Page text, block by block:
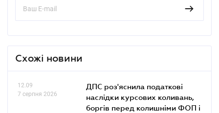
Схожі новини
12.09
7 серпня 2026
ДПС роз'яснила податкові
наслідки курсових коливань,
боргів перед колишніми ФОП і